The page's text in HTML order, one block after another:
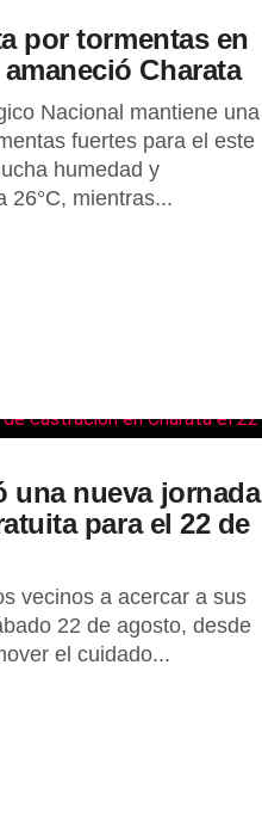
por tormentas en
Charata
Nacional mantiene una
fuertes para el este
humedad y
26°C, mientras...
una nueva jornada
para el 22 de
vecinos a acercar a sus
22 de agosto, desde
el cuidado...